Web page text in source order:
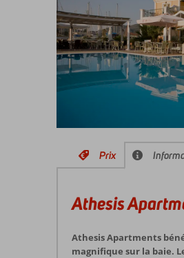
Prix
Athesis
Athesis Apartments
magnifique sur la baie.